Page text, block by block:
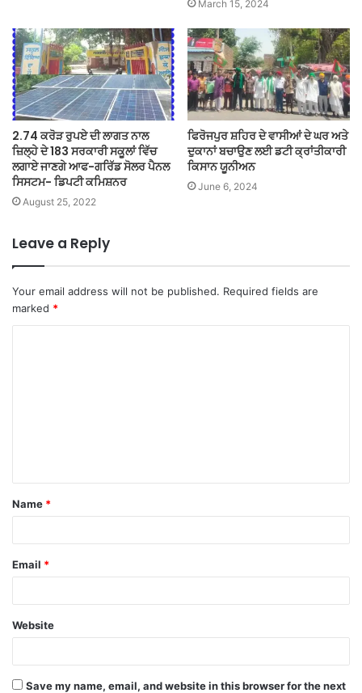
March 15, 2024
2.74 ਕਰੋੜ ਰੁਪਏ ਦੀ ਲਾਗਤ ਨਾਲ
ਜ਼ਿਲ੍ਹੇ ਦੇ 183 ਸਰਕਾਰੀ ਸਕੂਲਾਂ ਵਿੱਚ
ਲਗਾਏ ਜਾਣਗੇ ਆਫ-ਗਰਿੱਡ ਸੋਲਰ ਪੈਨਲ
ਸਿਸਟਮ- ਡਿਪਟੀ ਕਮਿਸ਼ਨਰ
August 25, 2022
ਫਿਰੋਜਪੁਰ ਸ਼ਹਿਰ ਦੇ ਵਾਸੀਆਂ ਦੇ ਘਰ ਅਤੇ
ਦੁਕਾਨਾਂ ਬਚਾਉਣ ਲਈ ਡਟੀ ਕ੍ਰਾਂਤੀਕਾਰੀ
ਕਿਸਾਨ ਯੂਨੀਅਨ
June 6, 2024
Leave a Reply
Your email address will not be published. Required fields are
marked *
t
*
Name *
Email *
Website
Save my name, email, and website in this browser for the next